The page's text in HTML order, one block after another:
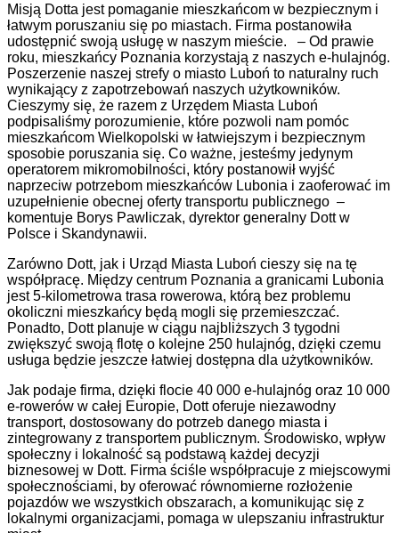
Misją Dotta jest pomaganie mieszkańcom w bezpiecznym i
łatwym poruszaniu się po miastach. Firma postanowiła
udostępnić swoją usługę w naszym mieście. – Od prawie
roku, mieszkańcy Poznania korzystają z naszych e-hulajnóg.
Poszerzenie naszej strefy o miasto Luboń to naturalny ruch
wynikający z zapotrzebowań naszych użytkowników.
Cieszymy się, że razem z Urzędem Miasta Luboń
podpisaliśmy porozumienie, które pozwoli nam pomóc
mieszkańcom Wielkopolski w łatwiejszym i bezpiecznym
sposobie poruszania się. Co ważne, jesteśmy jedynym
operatorem mikromobilności, który postanowił wyjść
naprzeciw potrzebom mieszkańców Lubonia i zaoferować im
uzupełnienie obecnej oferty transportu publicznego –
komentuje Borys Pawliczak, dyrektor generalny Dott w
Polsce i Skandynawii.
Zarówno Dott, jak i Urząd Miasta Luboń cieszy się na tę
współpracę. Między centrum Poznania a granicami Lubonia
jest 5-kilometrowa trasa rowerowa, którą bez problemu
okoliczni mieszkańcy będą mogli się przemieszczać.
Ponadto, Dott planuje w ciągu najbliższych 3 tygodni
zwiększyć swoją flotę o kolejne 250 hulajnóg, dzięki czemu
usługa będzie jeszcze łatwiej dostępna dla użytkowników.
Jak podaje firma, dzięki flocie 40 000 e-hulajnóg oraz 10 000
e-rowerów w całej Europie, Dott oferuje niezawodny
transport, dostosowany do potrzeb danego miasta i
zintegrowany z transportem publicznym. Środowisko, wpływ
społeczny i lokalność są podstawą każdej decyzji
biznesowej w Dott. Firma ściśle współpracuje z miejscowymi
społecznościami, by oferować równomierne rozłożenie
pojazdów we wszystkich obszarach, a komunikując się z
lokalnymi organizacjami, pomaga w ulepszaniu infrastruktur